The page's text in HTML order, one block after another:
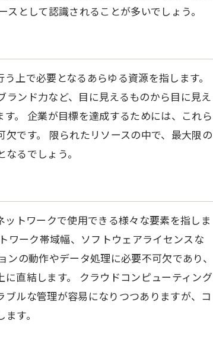
として認識されることが多いでしょう。
上で必要となるあらゆる資源を指します。
ンド力など、目に見えるものから目に見え
。 企業が目標を達成するためには、これら
です。 限られたリソースの中で、最大限の
るでしょう。
トワークで使用できる様々な要素を指しま
ワーク帯域幅、ソフトウェアライセンスな
の動作やデータ処理に必要不可欠であり、
直結します。 クラウドコンピューティング
ルな管理が容易になりつつありますが、コ
す。